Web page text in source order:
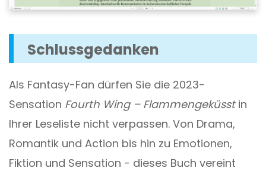
Schlussgedanken
Als Fantasy-Fan dürfen Sie die 2023-
Sensation Fourth Wing – Flammengeküsstin
Ihrer Leseliste nicht verpassen. Von Drama,
Romantik und Action bis hin zu Emotionen,
Fiktion und Sensation - dieses Buch vereint